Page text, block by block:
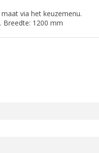
via het keuzemenu.
Breedte: 1200 mm